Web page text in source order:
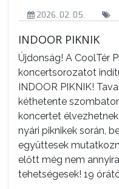
KIEMELT
GYÖNGYÖS
VÁROS
ÉRTÉKTÁRA
VÁROSUNKRÓL
LAKOSSÁGI
INFORMÁCIÓK
2026. 02. 05.
INDOOR PIKNIK
Újdonság! A CoolTér
koncertsorozatot
INDOOR PIKNIK!
kéthetente
koncertet
nyári piknikek során,
együttesek
előtt még nem
tehetségesek! 19